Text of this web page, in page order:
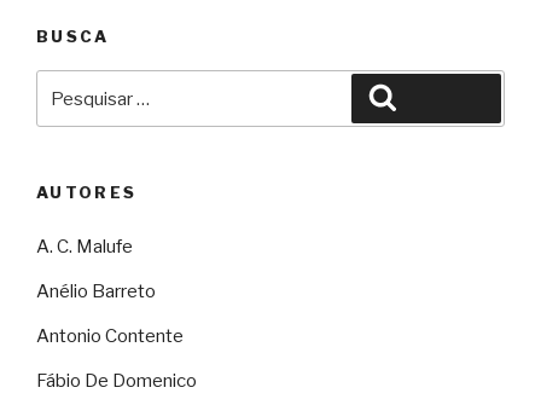
BUSCA
por:
AUTORES
A. C. Malufe
Anélio Barreto
Antonio Contente
Fábio De Domenico